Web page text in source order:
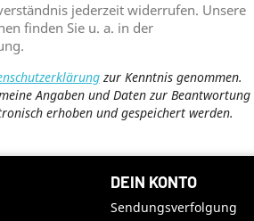
jederzeit widerrufen. Unsere
finden Sie u. a. in der
zur Kenntnis genommen.
Angaben und Daten zur Beantwortung
erhoben und gespeichert werden.
DEIN KONTO
Sendungsverfolgung